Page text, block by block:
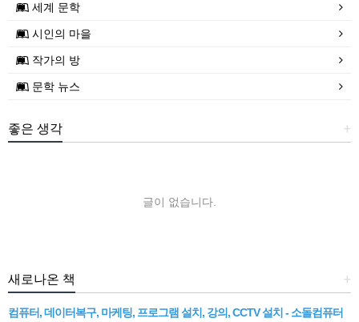
세계 문학
시인의 마을
작가의 방
문학 뉴스
+
좋은 생각
글이 없습니다.
+
새로나온 책
컴퓨터, 데이터복구, 마케팅, 프로그램 설치, 강의, CCTV 설치 - 소돌컴퓨터